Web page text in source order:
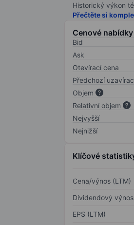
Historický výkon
Přečtěte si
Cenové nabídky
Bid
Ask
Otevírací cena
Předchozí
Objem
Relativní objem
Nejvyšší
Nejnižší
Klíčové
Cena/výnos (LTM)
Dividendový
EPS (LTM)